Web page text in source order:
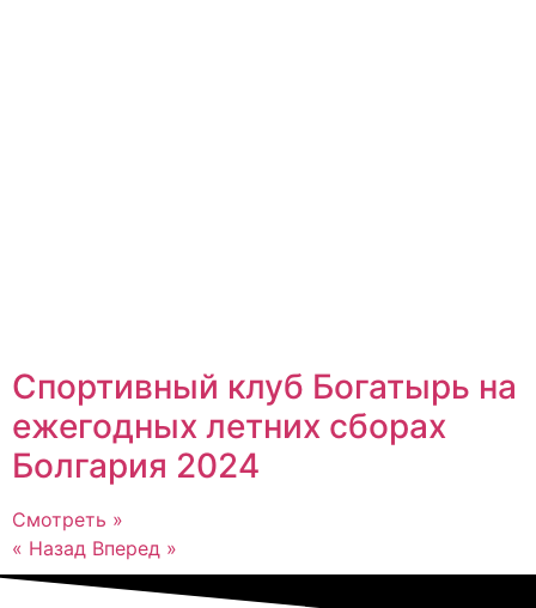
Спортивный клуб Богатырь на
ежегодных летних сборах
Болгария 2024
Смотреть »
« Назад Вперед »